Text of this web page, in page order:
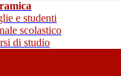
e studenti
scolastico
di studio